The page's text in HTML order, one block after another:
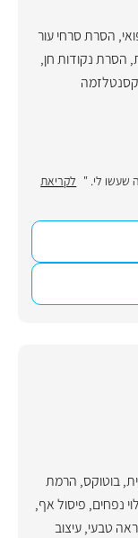
, הסרת סרחי עור
, הסרת נקודות חן,
שעשו לי. " לקריאת
,בוטוקס, הרמת
נפחים, פיסול אף,
טבעי,עיצוב